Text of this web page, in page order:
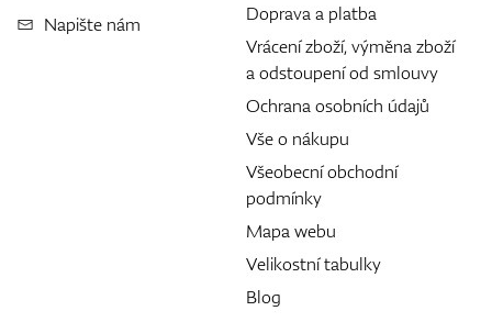
Napište nám
Doprava a platba
Vrácení zboží, výměna zboží
a odstoupení od smlouvy
Ochrana osobních údajů
Vše o nákupu
Všeobecní obchodní
podmínky
Mapa webu
Velikostní tabulky
Blog